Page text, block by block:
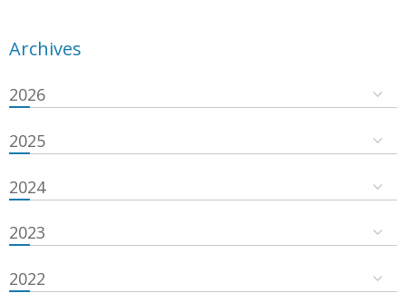
Archives
2026
2025
2024
2023
2022